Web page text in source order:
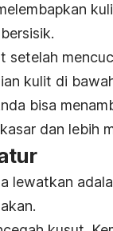
setelah
kulit di
bisa
dan lebih
lewatkan